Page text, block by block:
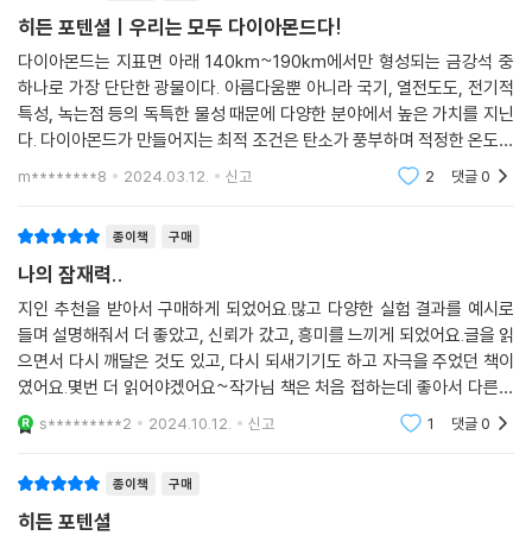
있으면 만성적으로 할 일을 미루던 사람이 마감 시한을 지키고, 숫기 없고
내성적인 사람이 불의에 맞서 목소리를 낼 용기를 가지며, 학급 내 골목대
장이 중요한 경기 전에 같은 팀원들과 주먹다짐을 자제하게 된다. 뛰어난
재능, 똑똑한 두뇌보다 더 중요한 요소가 바로 품성이며, 결국 품성이 좋은
사람이 성공한다는 것이다. 이는 독한 사람이 성공한다는 명제를 깨고 ‘양
보하고, 배려하고, 조건 없이 주는 사람’이 성공한다고 했던 저자의 전작
『기브 앤 테이크』의 맥락과도 일맥상통한다. 저자는 글쓰기로 유명해진 스
가난을 벗어난 여성 CEO, 권투선수 출신이었으나 독학으로 성공한 건축
가의 사례를 들어, 익숙한 방법을 포기하고 불편함을 감수하고 받아들이
며, 더 많이 실수하고 더 많이 흡수하는 인간 스펀지가 되어, 완벽하려고 애
쓰는 대신 불완전함을 용인할 수 있을 때 그 기량을 습득할 수 있음을 전하
고 있다.
2부에서는 동기를 유발하는 ‘임시 구조물’을 만들어 잠재력을 실현할 수 있
는 방법을 탐구한다. 강한 품성 기량을 갖췄다고 해도, 심신이 지치거나 회
추진력을 유지하려면 뒤로 물러서서 다른 길을 개척해야 할 수도 있어야
한다. 저자는 계획적인 놀이를 통해 청각장애를 극복한 음악가, 역량이 저
히든 포텐셜ㅣ우리는 모두 다이아몬드다!
다이아몬드는 지표면 아래 140km~190km에서만 형성되는 금강석 중
하나로 가장 단단한 광물이다. 아름다움뿐 아니라 국기, 열전도도, 전기적
특성, 녹는점 등의 독특한 물성 때문에 다양한 분야에서 높은 가치를 지닌
다. 다이아몬드가 만들어지는 최적 조건은 탄소가 풍부하며 적정한 온도와
압력이 잘 조합된 환경이다.우리는 모두 다이아몬드이다. 다이아몬드처럼
m********8 2024.03.12. 신고 2 댓글0
종이책 구매
나의 잠재력..
지인 추천을 받아서 구매하게 되었어요.많고 다양한 실험 결과를 예시로
들며 설명해줘서 더 좋았고, 신뢰가 갔고, 흥미를 느끼게 되었어요.글을 읽
으면서 다시 깨달은 것도 있고, 다시 되새기기도 하고 자극을 주었던 책이
였어요.몇번 더 읽어야겠어요~작가님 책은 처음 접하는데 좋아서 다른책
들도 다 구매했네요!
s*********2 2024.10.12. 신고 1 댓글0
종이책 구매
히든 포텐셜